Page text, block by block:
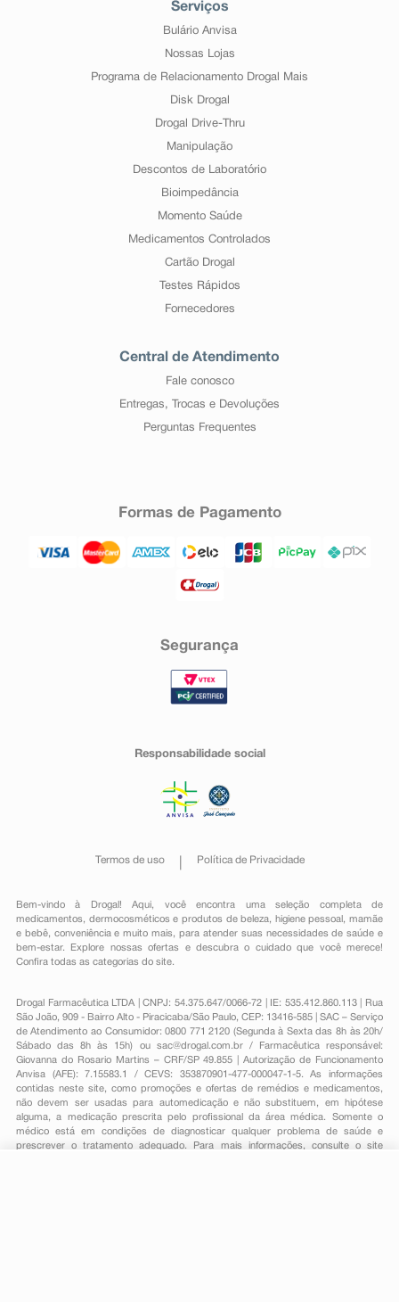
Serviços
Bulário Anvisa
Nossas Lojas
Programa de Relacionamento Drogal Mais
Disk Drogal
Drogal Drive-Thru
Manipulação
Descontos de Laboratório
Bioimpedância
Momento Saúde
Medicamentos Controlados
Cartão Drogal
Testes Rápidos
Fornecedores
Central de Atendimento
Fale conosco
Entregas, Trocas e Devoluções
Perguntas Frequentes
Formas de Pagamento
Segurança
Responsabilidade social
Termos de uso Política de Privacidade
Bem-vindo à Drogal! Aqui, você encontra uma seleção completa de
medicamentos , dermocosméticos e produtos de beleza, higiene pessoal ,mamãe
e bebê, conveniênciae muito mais, para atender suas necessidades de saúde e
bem-estar. Explore nossas ofertas e descubra o cuidado que você merece!
Confira todas as categorias do site.
Drogal Farmacêutica LTDA | CNPJ: 54.375.647/0066-72 | IE: 535.412.860.113 | Rua
São João, 909 - Bairro Alto - Piracicaba/São Paulo, CEP: 13416-585 | SAC – Serviço
de Atendimento ao Consumidor: 0800 771 2120 (Segunda à Sexta das 8h às 20h/
Sábado das 8h às 15h) ou sac@drogal.com.br/ Farmacêutica responsável:
Giovanna do Rosario Martins – CRF/SP 49.855 | Autorização de Funcionamento
Anvisa (AFE): 7.15583.1 / CEVS: 353870901-477-000047-1-5. As informações
contidas neste site, como promoções e ofertas de remédios e medicamentos,
não devem ser usadas para automedicação e não substituem, em hipótese
alguma, a medicação prescrita pelo profissional da área médica. Somente o
médico está em condições de diagnosticar qualquer problema de saúde e
prescrever o tratamento adequado. Para mais informações, consulte o site